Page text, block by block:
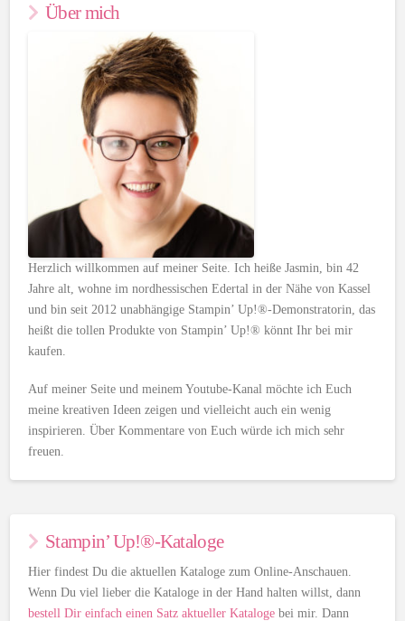
Über mich
Herzlich willkommen auf meiner Seite. Ich heiße Jasmin, bin 42
Jahre alt, wohne im nordhessischen Edertal in der Nähe von Kassel
und bin seit 2012 unabhängige Stampin’ Up!®-Demonstratorin, das
heißt die tollen Produkte von Stampin’ Up!® könnt Ihr bei mir
kaufen.
Auf meiner Seite und meinem Youtube-Kanal möchte ich Euch
meine kreativen Ideen zeigen und vielleicht auch ein wenig
inspirieren. Über Kommentare von Euch würde ich mich sehr
freuen.
Stampin’ Up!®-Kataloge
Hier findest Du die aktuellen Kataloge zum Online-Anschauen.
Wenn Du viel lieber die Kataloge in der Hand halten willst, dann
bestell Dir einfach einen Satz aktueller Kataloge bei mir. Dann